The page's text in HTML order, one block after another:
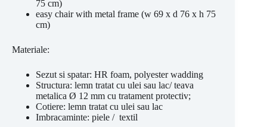
75 cm)
easy chair with metal frame (w 69 x d 76 x h 75
cm)
Materiale:
Sezut si spatar: HR foam, polyester wadding
Structura: lemn tratat cu ulei sau lac/ teava
metalica Ø 12 mm cu tratament protectiv;
Cotiere: lemn tratat cu ulei sau lac
Imbracaminte: piele / textil